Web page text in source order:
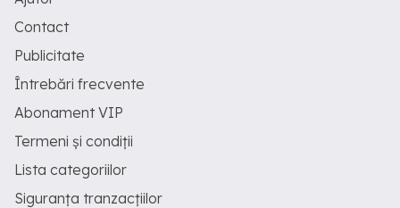
Contact
Publicitate
Întrebări frecvente
Abonament VIP
Termeni și condiții
Lista categoriilor
Siguranța tranzacțiilor